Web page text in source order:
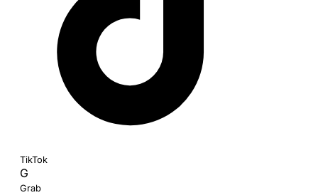
TikTok
G
Grab